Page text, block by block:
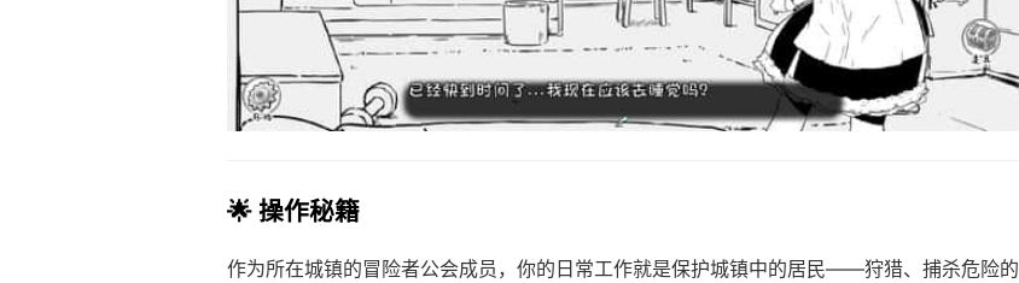
🌟 操作秘籍
作为所在城镇的冒险者公会成员，你的日常工作就是保护城镇中的居民——狩猎、捕杀危险的